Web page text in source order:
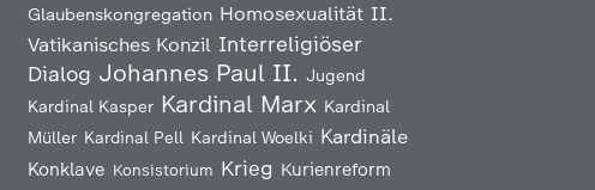
Glaubenskongregation Homosexualität II.
Vatikanisches Konzil Interreligiöser
Dialog Johannes Paul II. Jugend
Kardinal Kasper Kardinal Marx Kardinal
Müller Kardinal Pell Kardinal Woelki Kardinäle
Konklave Konsistorium Krieg Kurienreform